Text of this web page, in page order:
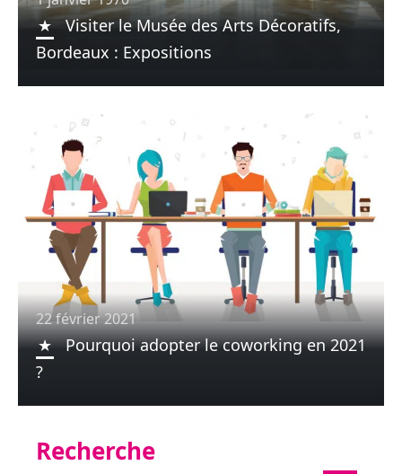
Visiter le Musée des Arts Décoratifs,
Bordeaux : Expositions
22 février 2021
Pourquoi adopter le coworking en 2021
?
Recherche